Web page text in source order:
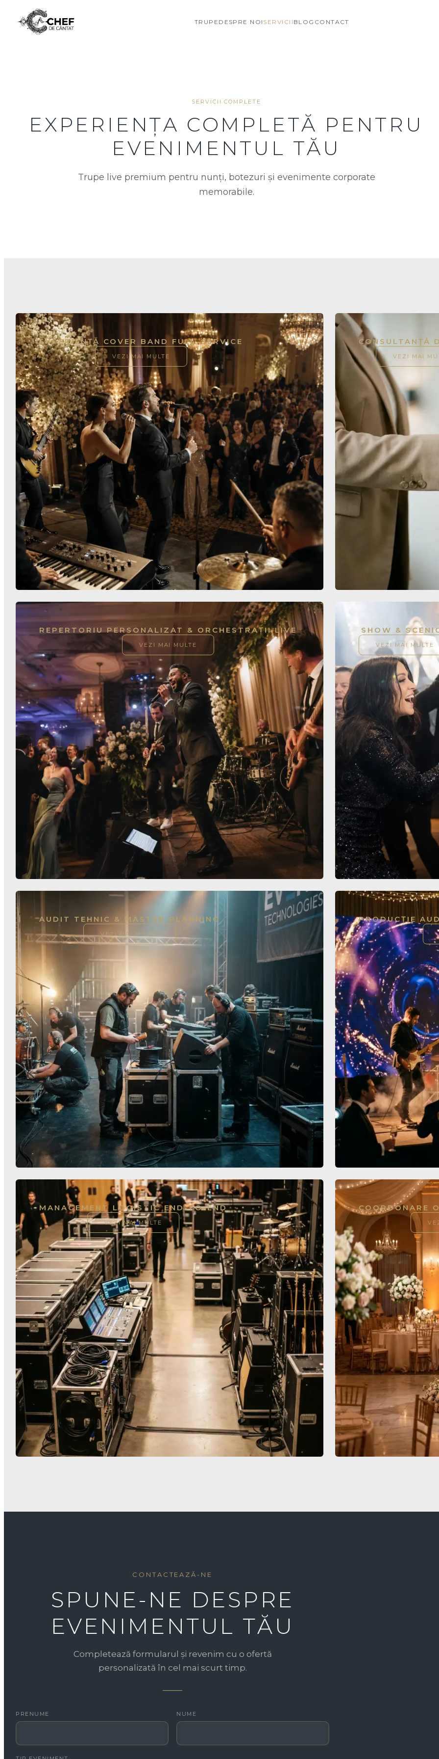
TRUPE DESPRE NOI SERVICII BLOG CONTACT
SERVICII COMPLETE
EXPERIENȚA COMPLETĂ PENTRU
EVENIMENTUL TĂU
Trupe live premium pentru nunți, botezuri și evenimente corporate
memorabile.
EXPERIENȚĂ COVER BAND FULL-SERVICE
VEZI MAI MULTE
CONSULTANȚĂ
VEZI MAI
REPERTORIU PERSONALIZAT & ORCHESTRAȚII LIVE
VEZI MAI MULTE
SHOW &
VEZI MAI MULTE
AUDIT TEHNIC & MASTER PLANNING
VEZI MAI MULTE
PRODUCȚIE
MANAGEMENT LOGISTIC END-TO-END
VEZI MAI MULTE
COORDONARE
CONTACTEAZĂ-NE
SPUNE-NE DESPRE
EVENIMENTUL TĂU
Completează formularul și revenim cu o ofertă
personalizată în cel mai scurt timp.
PRENUME NUME